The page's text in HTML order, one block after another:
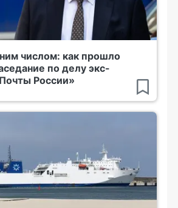
числом: как прошло
по делу экс-
России»